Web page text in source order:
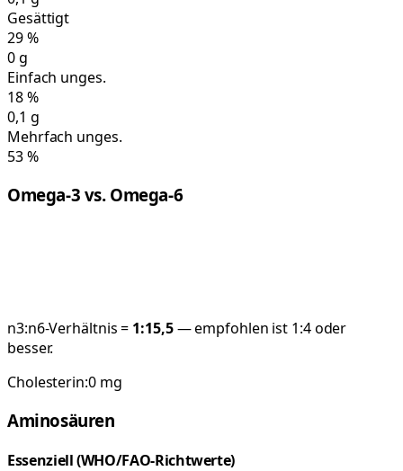
Gesättigt
29%
0g
Einfach unges.
18%
0,1 g
Mehrfach unges.
53%
Omega-3 vs. Omega-6
n3:n6-Verhältnis = 1:15,5— empfohlen ist 1:4 oder
besser.
Cholesterin:0mg
Aminosäuren
Essenziell (WHO/FAO-Richtwerte)